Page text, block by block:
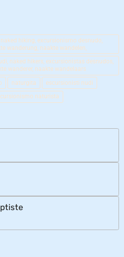
hiking, excursionismo desnudo,
wanderung, naakte wandelen,
naked hikers, excursionistas desnudos,
wanderer, naakte wandelaars
naturgita
escursionisti nudi
naturista